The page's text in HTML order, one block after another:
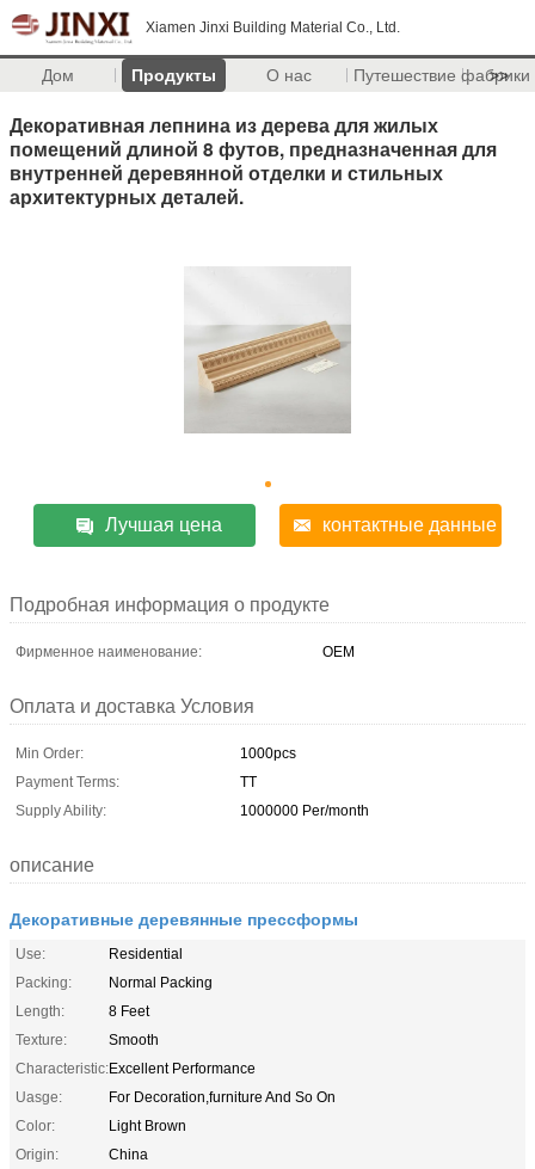
Xiamen Jinxi Building Material Co., Ltd.
Дом Продукты О нас Путешествие фабрики
>>
Декоративная лепнина из дерева для жилых
помещений длиной 8 футов, предназначенная для
внутренней деревянной отделки и стильных
архитектурных деталей.
Лучшая цена контактные данные
Подробная информация о продукте
Фирменное наименование: OEM
Оплата и доставка Условия
Min Order:
1000pcs
Payment Terms:
TT
Supply Ability:
1000000 Per/month
описание
Декоративные деревянные прессформы
Use:
Residential
Packing:
Normal Packing
Length:
8 Feet
Texture:
Smooth
Characteristic:Excellent Performance
Uasge:
For Decoration,furniture And So On
Color:
Light Brown
Origin:
China